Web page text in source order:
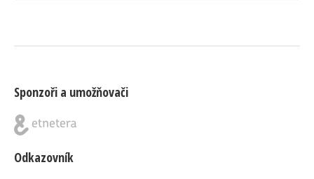
Sponzoři a umožňovači
Odkazovník